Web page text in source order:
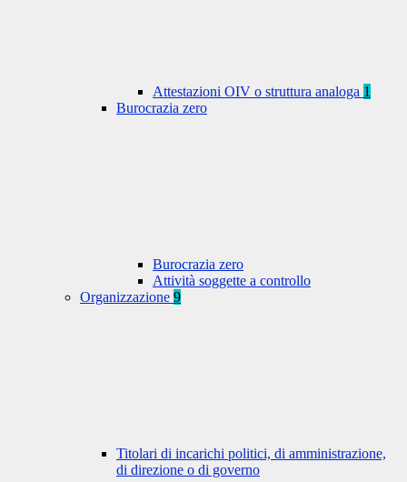
Attestazioni OIV o struttura analoga 1
Burocrazia zero
Burocrazia zero
Attività soggette a controllo
Organizzazione 9
Titolari di incarichi politici, di amministrazione,
di direzione o di governo